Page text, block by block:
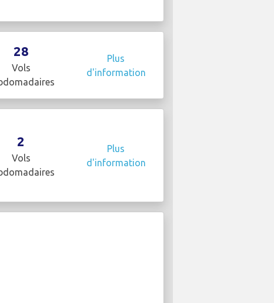
28
Vols
Plus
d'information
2
Vols
Plus
d'information